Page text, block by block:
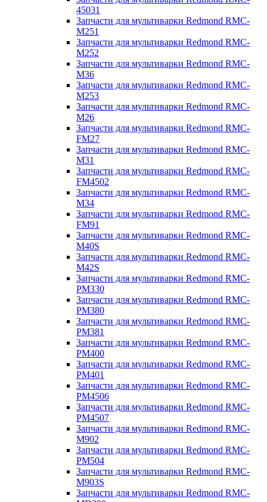
45031
Запчасти для мультиварки Redmond RMC-
M251
Запчасти для мультиварки Redmond RMC-
M252
Запчасти для мультиварки Redmond RMC-
M36
Запчасти для мультиварки Redmond RMC-
M253
Запчасти для мультиварки Redmond RMC-
M26
Запчасти для мультиварки Redmond RMC-
FM27
Запчасти для мультиварки Redmond RMC-
M31
Запчасти для мультиварки Redmond RMC-
FM4502
Запчасти для мультиварки Redmond RMC-
M34
Запчасти для мультиварки Redmond RMC-
FM91
Запчасти для мультиварки Redmond RMC-
M40S
Запчасти для мультиварки Redmond RMC-
M42S
Запчасти для мультиварки Redmond RMC-
PM330
Запчасти для мультиварки Redmond RMC-
PM380
Запчасти для мультиварки Redmond RMC-
PM381
Запчасти для мультиварки Redmond RMC-
PM400
Запчасти для мультиварки Redmond RMC-
PM401
Запчасти для мультиварки Redmond RMC-
PM4506
Запчасти для мультиварки Redmond RMC-
PM4507
Запчасти для мультиварки Redmond RMC-
M902
Запчасти для мультиварки Redmond RMC-
PM504
Запчасти для мультиварки Redmond RMC-
M903S
Запчасти для мультиварки Redmond RMC-